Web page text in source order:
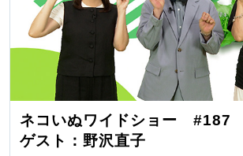
ネコいぬワイドショー #187
ゲスト：野沢直子